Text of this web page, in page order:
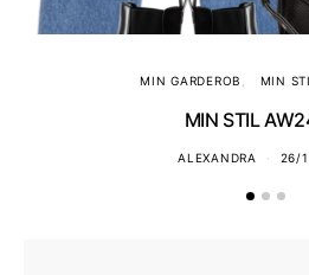
MIN GARDEROB MIN
MIN STIL
ALEXANDRA 26/